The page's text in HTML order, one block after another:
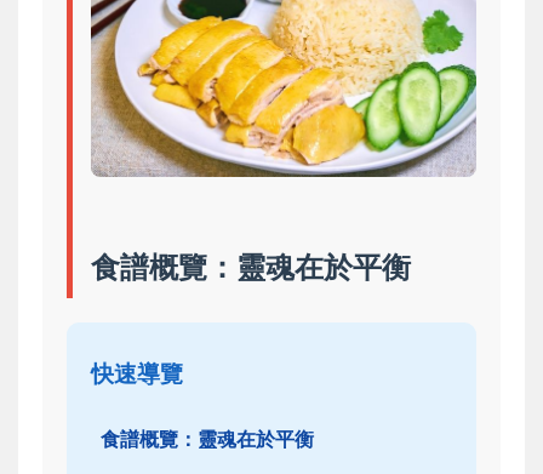
食譜概覽：靈魂在於平衡
快速導覽
食譜概覽：靈魂在於平衡